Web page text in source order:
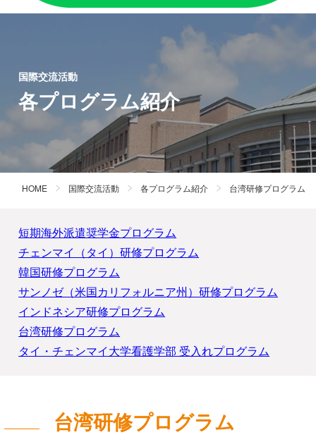
各プログラム紹介
国際交流活動
HOME 国際交流活動 各プログラム紹介 台湾研修プログラム
短期海外派遣奨学金プログラム
チェンマイ（タイ）研修プログラム
韓国研修プログラム
サンノゼ（米国カリフォルニア州）研修プログラム
インドネシア研修プログラム
台湾研修プログラム
タイ・チェンマイ大学看護学部 受入れプログラム
台湾研修プログラム